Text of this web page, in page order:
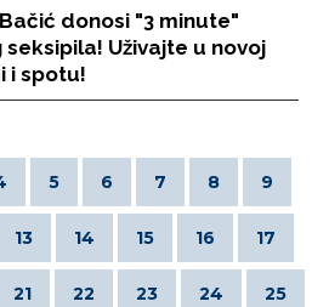
donosi "3 minute"
Uživajte u novoj
i spotu!
5 6 7 8 9
13 14 15 16 17
21 22 23 24 25